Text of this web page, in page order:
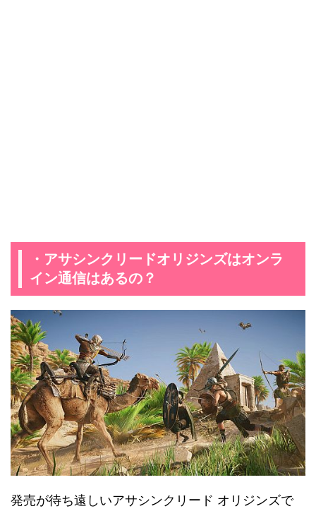
・アサシンクリードオリジンズはオンラ
イン通信はあるの？
発売が待ち遠しいアサシンクリード オリジンズで